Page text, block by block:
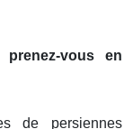
vous en
de persiennes